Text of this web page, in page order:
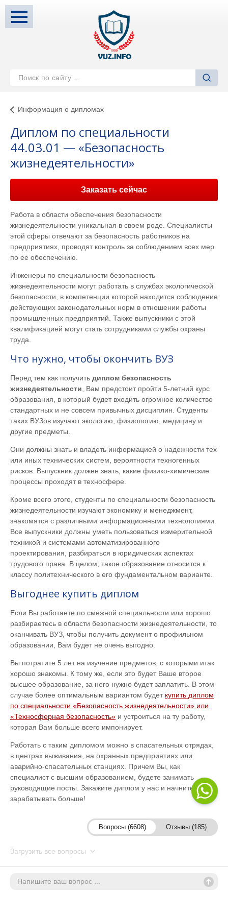
Информация о дипломах
Диплом по специальности
44.03.01 — «Безопасность
жизнедеятельности»
Заказать сейчас
Работа в области обеспечения безопасности
жизнедеятельности уникальная в своем роде. Специалисты
этой сферы отвечают за безопасность работников на
предприятиях, проводят контроль за соблюдением всех мер
по ее обеспечению.
Инженеры по специальности безопасность
жизнедеятельности могут работать в службах экологической
безопасности, в компетенции которой находится соблюдение
действующих законодательных норм в отношении работы
промышленных предприятий. Также выпускники с этой
квалификацией могут стать сотрудниками службы охраны
труда.
Что нужно, чтобы окончить ВУЗ
Перед тем как получить диплом безопасность
жизнедеятельности , Вам предстоит пройти 5-летний курс
образования, в который будет входить огромное количество
стандартных и не совсем привычных дисциплин. Студенты
таких ВУЗов изучают экологию, физиологию, медицину и
другие предметы.
Они должны знать и владеть информацией о надежности тех
или иных технических систем, вероятности техногенных
рисков. Выпускник должен знать, какие физико-химические
процессы проходят в техносфере.
Кроме всего этого, студенты по специальности безопасность
жизнедеятельности изучают экономику и менеджмент,
знакомятся с различными информационными технологиями.
Все выпускники должны уметь пользоваться измерительной
техникой и системами автоматизированного
проектирования, разбираться в юридических аспектах
трудового права. В целом, такое образование относится к
классу политехнического в его фундаментальном варианте.
Выгоднее купить диплом
Если Вы работаете по смежной специальности или хорошо
разбираетесь в области безопасности жизнедеятельности, то
оканчивать ВУЗ, чтобы получить документ о профильном
образовании, Вам будет не очень выгодно.
Вы потратите 5 лет на изучение предметов, с которыми итак
хорошо знакомы. К тому же, если это будет Ваше второе
высшее образование, за него нужно будет заплатить. В этом
случае более оптимальным вариантом будет купить диплом
по специальности «Безопасность жизнедеятельности» или
«Техносферная безопасность» и устроиться на ту работу,
которая Вам больше всего импонирует.
Работать с таким дипломом можно в спасательных отрядах,
в центрах выживания, на охранных предприятиях или
аварийно-спасательных станциях. Причем Вы, как
специалист с высшим образованием, будете занимать
руководящие посты. Закажите диплом у нас и начните
зарабатывать больше!
Вопросы (6608) Отзывы (185)
Загрузить все вопросы